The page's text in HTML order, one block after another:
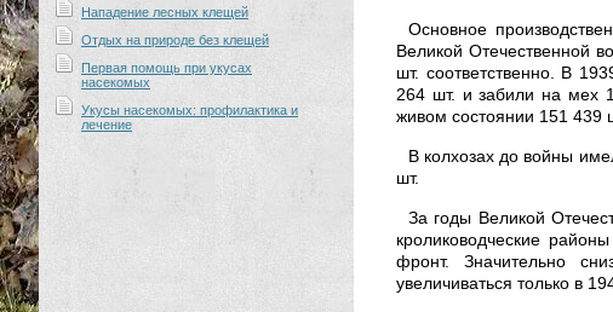
Нападение лесных клещей
Отдых на природе без клещей
Первая помощь при укусах
насекомых
Укусы насекомых: профилактика и
лечение
Основное
Великой Отечественной
шт. соответственно. В
264 шт. и забили на мех
живом состоянии 151 439
В колхозах до войны
шт.
За годы Великой
кролиководческие
фронт. Значительно
увеличиваться только в